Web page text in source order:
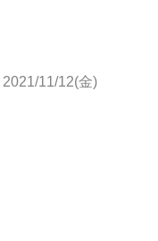
2021/11/12(金)